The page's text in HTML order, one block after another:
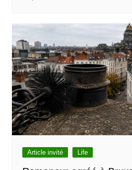
Article invité Life